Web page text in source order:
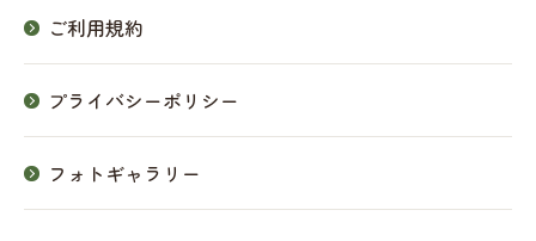
ご利用規約
プライバシーポリシー
フォトギャラリー